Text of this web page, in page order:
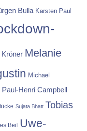
Bulla Karsten Paul
Melanie
Michael
Paul-Henri Campbell
Sujata Bhatt Tobias
Beil Uwe-